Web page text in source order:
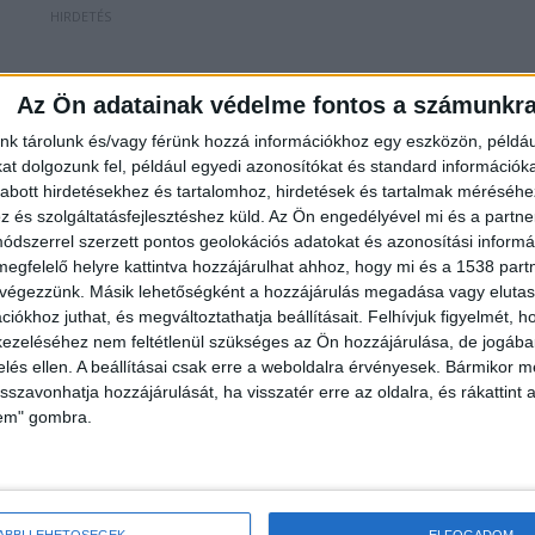
Az Ön adatainak védelme fontos a
tárolunk és/vagy férünk hozzá információkhoz egy eszközön,
dolgozunk fel, például egyedi azonosítókat és standard
hirdetésekhez és tartalomhoz, hirdetések és tartalmak
és szolgáltatásfejlesztéshez küld. Az Ön engedélyével mi és a
szerzett pontos geolokációs adatokat és azonosítási
helyre kattintva hozzájárulhat ahhoz, hogy mi és a 1538
Másik lehetőségként a hozzájárulás megadása vagy
juthat, és megváltoztathatja beállításait. Felhívjuk figyelmét,
nem feltétlenül szükséges az Ön hozzájárulása, de
ellen. A beállításai csak erre a weboldalra érvényesek. Bármikor
hozzájárulását, ha visszatér erre az oldalra, és rákattint
gombra.
s támogatást fizettek ki, de keveslik a pénzt, és
Ákos országgyűlési képviselő a közösségi
alján nézheted meg.
– állítja a képviselő – így hiába követelné vissza a
nyomát. Főleg, mivel az épület itt is egy másik
az ürömi luxusvilla-bölcsi, amelyről már
is.